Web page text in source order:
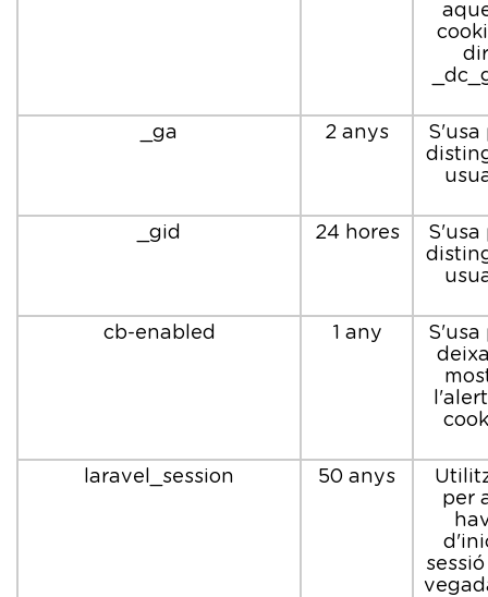
_ga 2 anys
S'usa
_gid 24 hores
S'usa
cb-enabled 1 any
S'usa
laravel_session 50 anys
per